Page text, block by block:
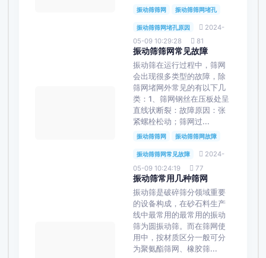
振动筛筛网 振动筛筛网堵孔
振动筛筛网堵孔原因
2024-
05-09 10:29:28
81
振动筛筛网常见故障
振动筛在运行过程中，筛网
会出现很多类型的故障，除
筛网堵网外常见的有以下几
类：1、筛网钢丝在压板处呈
直线状断裂：故障原因：张
紧螺栓松动；筛网过...
振动筛筛网 振动筛筛网故障
振动筛筛网常见故障
2024-
05-09 10:24:19
77
振动筛常用几种筛网
振动筛是破碎筛分领域重要
的设备构成，在砂石料生产
线中最常用的最常用的振动
筛为圆振动筛。而在筛网使
用中，按材质区分一般可分
为聚氨酯筛网、橡胶筛...